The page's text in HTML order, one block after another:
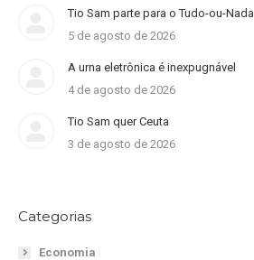
Tio Sam parte para o Tudo-ou-Nada
5 de agosto de 2026
A urna eletrônica é inexpugnável
4 de agosto de 2026
Tio Sam quer Ceuta
3 de agosto de 2026
Categorias
Economia